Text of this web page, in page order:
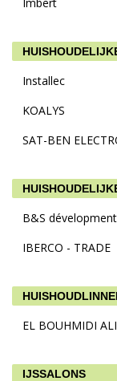
Installec
KOALYS
SAT-BEN
B&S dévelopment
IBERCO - TRADE
EL BOUHMIDI ALI
IJSSALONS